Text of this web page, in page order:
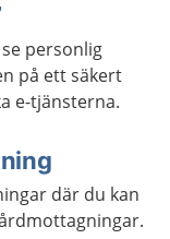
personlig
på ett säkert
e-tjänsterna.
där du kan